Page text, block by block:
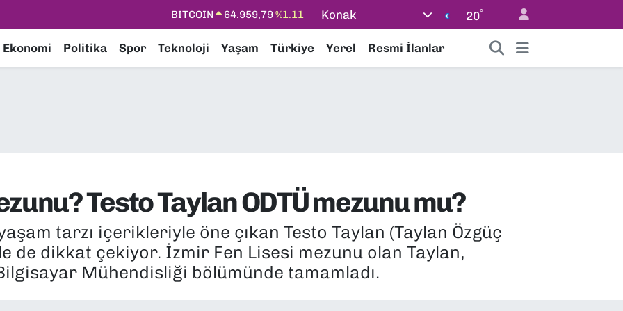
DOLAR 47,7436%0.18
EURO
55,2510%0.32
STERLİN
64,4811%0.38
Konak 20°
Ekonomi Politika Spor Teknoloji Yaşam Türkiye Yerel Resmi İlanlar
Testo Taylan ODTÜ mezunu mu?
tarzı içerikleriyle öne çıkan Testo Taylan (Taylan Özgüç
de dikkat çekiyor. İzmir Fen Lisesi mezunu olan Taylan,
Mühendisliği bölümünde tamamladı.